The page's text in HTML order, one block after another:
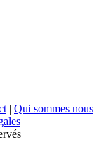
| Qui sommes nous